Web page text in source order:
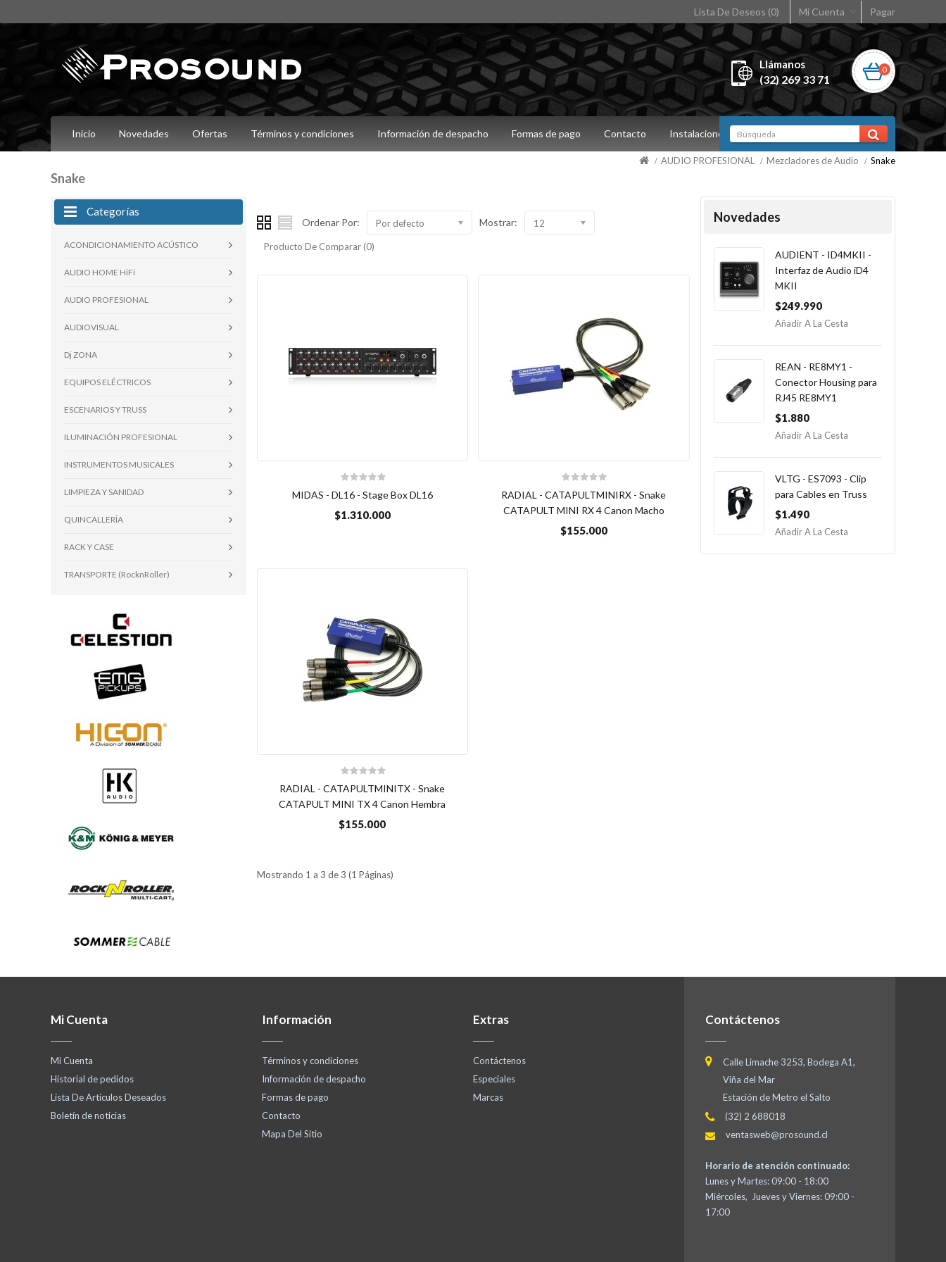
Lista De Deseos (0) Mi Cuenta Pagar
Llámanos
(32) 269 33 71
0
Inicio Novedades Ofertas Términos y condiciones Información de despacho Formas de pago Contacto Instalaciones
Snake
AUDIO PROFESIONAL Mezcladores de Audio Snake
Categorías
ACONDICIONAMIENTO ACÚSTICO
AUDIO HOME HiFi
AUDIO PROFESIONAL
AUDIOVISUAL
Dj ZONA
EQUIPOS ELÉCTRICOS
ESCENARIOS Y TRUSS
ILUMINACIÓN PROFESIONAL
INSTRUMENTOS MUSICALES
LIMPIEZA Y SANIDAD
QUINCALLERÍA
RACK Y CASE
TRANSPORTE (RocknRoller)
Ordenar Por: Por defecto Mostrar: 12
Producto De Comparar (0)
MIDAS - DL16 - Stage Box DL16
$1.310.000
RADIAL - CATAPULTMINIRX - Snake
CATAPULT MINI RX 4 Canon Macho
$155.000
RADIAL - CATAPULTMINITX - Snake
CATAPULT MINI TX 4 Canon Hembra
$155.000
Mostrando 1 a 3 de 3 (1 Páginas)
Novedades
AUDIENT - ID4MKII -
Interfaz de Audio iD4
MKII
$249.990
Añadir A La Cesta
REAN - RE8MY1 -
Conector Housing para
RJ45 RE8MY1
$1.880
Añadir A La Cesta
VLTG - ES7093 - Clip
para Cables en Truss
$1.490
Añadir A La Cesta
Mi Cuenta
Mi Cuenta
Historial de pedidos
Lista De Artículos Deseados
Boletín de noticias
Información
Términos y condiciones
Información de despacho
Formas de pago
Contacto
Mapa Del Sitio
Extras
Contáctenos
Especiales
Marcas
Contáctenos
Calle Limache 3253, Bodega A1,
Viña del Mar
Estación de Metro el Salto
(32) 2 688018
ventasweb@prosound.cl
Horario de atención continuado:
Lunes y Martes: 09:00 - 18:00
Miércoles, Jueves y Viernes: 09:00 -
17:00